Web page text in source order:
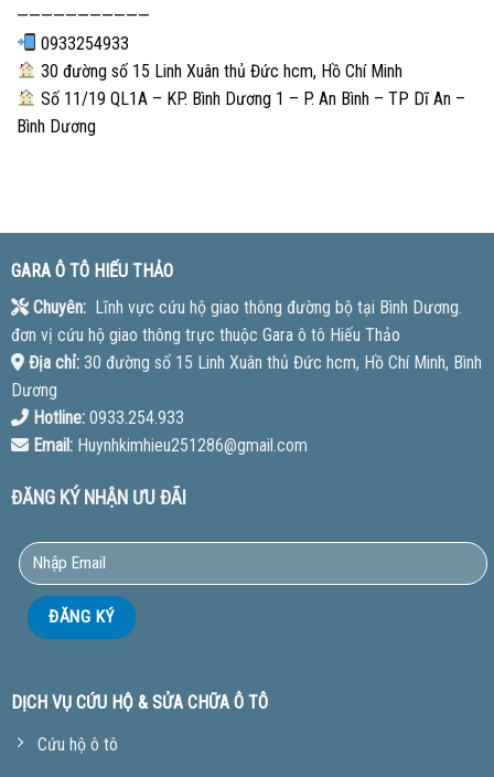
———————————
0933254933
30 đường số 15 Linh Xuân thủ Đức hcm, Hồ Chí Minh
Số 11/19 QL1A – KP. Bình Dương 1 – P. An Bình – TP Dĩ An –
Bình Dương
GARA Ô TÔ HIẾU THẢO
Chuyên:Lĩnh vực cứu hộ giao thông đường bộ tại Bình Dương.
đơn vị cứu hộ giao thông trực thuộc Gara ô tô Hiếu Thảo
Địa chỉ:30 đường số 15 Linh Xuân thủ Đức hcm, Hồ Chí Minh, Bình
Dương
Hotline:0933.254.933
Email:Huynhkimhieu251286@gmail.com
ĐĂNG KÝ NHẬN ƯU ĐÃI
DỊCH VỤ CỨU HỘ & SỬA CHỮA Ô TÔ
Cứu hộ ô tô